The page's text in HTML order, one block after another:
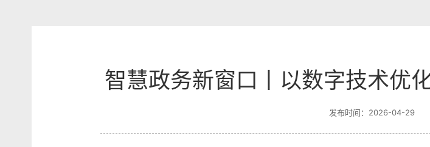
智慧政务新窗口丨以数字技术优
发布时间：2026-04-29